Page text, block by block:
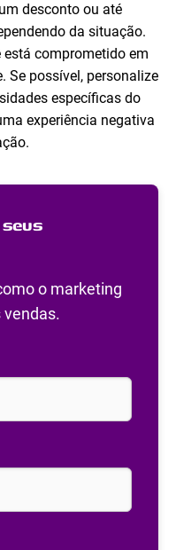
desconto ou até
da situação.
comprometido em
Se possível, personalize
específicas do
experiência negativa
o marketing